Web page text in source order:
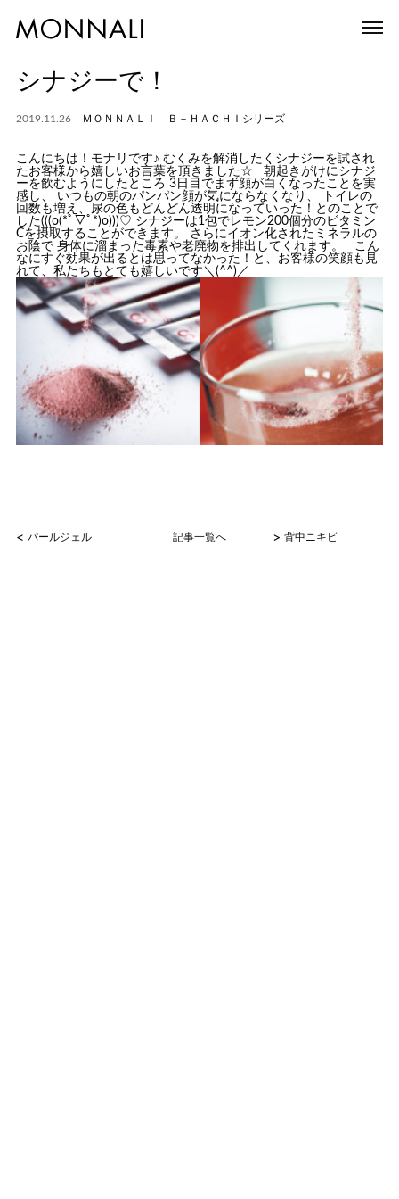
シナジーで！
2019.11.26 ＭＯＮＮＡＬＩ Ｂ－ＨＡＣＨＩシリーズ
こんにちは！モナリです♪ むくみを解消したくシナジーを試され
たお客様から嬉しいお言葉を頂きました☆ 朝起きがけにシナジ
ーを飲むようにしたところ 3日目でまず顔が白くなったことを実
感し、 いつもの朝のパンパン顔が気にならなくなり、 トイレの
回数も増え、尿の色もどんどん透明になっていった！とのことで
した(((o(*ﾟ▽ﾟ*)o)))♡ シナジーは1包でレモン200個分のビタミン
Cを摂取することができます。 さらにイオン化されたミネラルの
お陰で 身体に溜まった毒素や老廃物を排出してくれます。 こん
なにすぐ効果が出るとは思ってなかった！と、お客様の笑顔も見
れて、私たちもとても嬉しいです＼(^^)／
< パールジェル 記事一覧へ >背中ニキビ